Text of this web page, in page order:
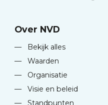
Over NVD
—
Bekijk alles
—
Waarden
—
Organisatie
—
Visie en beleid
—
Standpunten